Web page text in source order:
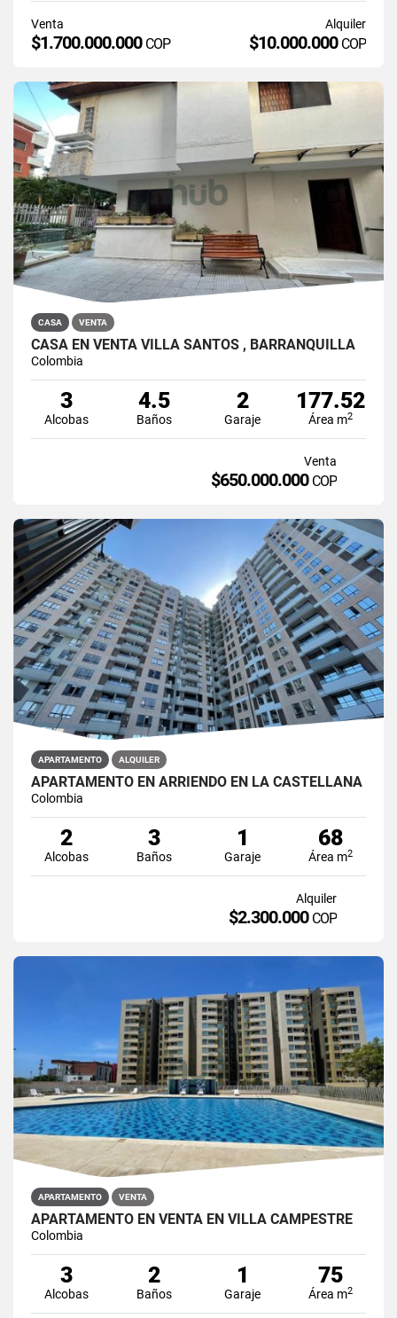
Venta
$1.700.000.000 COP
Alquiler
$10.000.000 COP
CASA VENTA
CASA EN VENTA VILLA SANTOS , BARRANQUILLA
Colombia
3
Alcobas
4.5
Baños
2
Garaje
177.52
Área m2
Venta
$650.000.000 COP
APARTAMENTO ALQUILER
APARTAMENTO EN ARRIENDO EN LA CASTELLANA
Colombia
2
Alcobas
3
Baños
1
Garaje
68
Área m2
Alquiler
$2.300.000 COP
APARTAMENTO VENTA
APARTAMENTO EN VENTA EN VILLA CAMPESTRE
Colombia
3
Alcobas
2
Baños
1
Garaje
75
Área m2